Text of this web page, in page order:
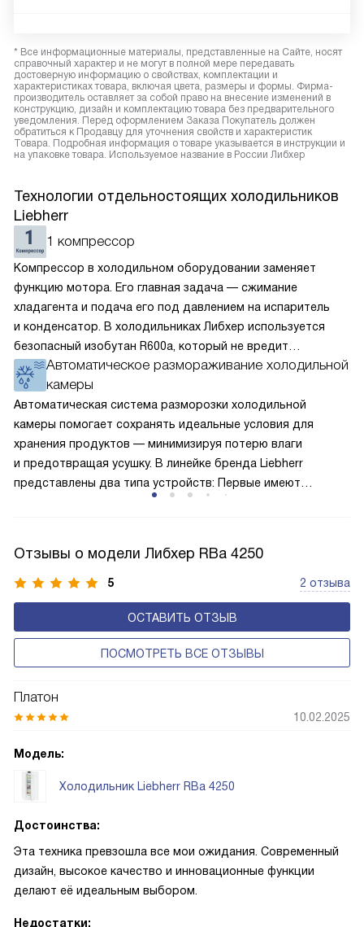
* Все информационные материалы, представленные на Сайте, носят
справочный характер и не могут в полной мере передавать
достоверную информацию о свойствах, комплектации и
характеристиках товара, включая цвета, размеры и формы. Фирма-
производитель оставляет за собой право на внесение изменений в
конструкцию, дизайн и комплектацию товара без предварительного
уведомления. Перед оформлением Заказа Покупатель должен
обратиться к Продавцу для уточнения свойств и характеристик
Товара. Подробная информация о товаре указывается в инструкции и
на упаковке товара. Используемое название в России Либхер
Технологии отдельностоящих холодильников
Liebherr
1 компрессор
Компрессор в холодильном оборудовании заменяет
функцию мотора. Его главная задача — сжимание
хладагента и подача его под давлением на испаритель
и конденсатор. В холодильниках Либхер используется
безопасный изобутан R600a, который не вредит
окружающей среде. Компрессор перегоняет его
по охладительному контуру по принципу насоса. Чем
лучше работает «мотор» прибора, тем качественнее
и быстрее происходит охлаждение, затрачивается
меньше электроэнергии.
Автоматическое размораживание холодильной
камеры
Автоматическая система разморозки холодильной
камеры помогает сохранять идеальные условия для
хранения продуктов — минимизируя потерю влаги
и предотвращая усушку. В линейке бренда Liebherr
представлены два типа устройств: Первые имеют
с панелью, выполняющей функцию «сухой стенки». Такие
устройства обеспечивают более комфортную
эксплуатацию и чаще всего оснащены нулевой зоной
свежести BioFresh 0°C. Они встречаются в сериях Plus,
Prime и Peak.
Отзывы о модели Либхер RBa 4250
5 2 отзыва
ОСТАВИТЬ ОТЗЫВ
ПОСМОТРЕТЬ ВСЕ ОТЗЫВЫ
Платон
10.02.2025
Модель:
Холодильник Liebherr RBa 4250
Достоинства:
Эта техника превзошла все мои ожидания. Современный
дизайн, высокое качество и инновационные функции
делают её идеальным выбором.
Недостатки: